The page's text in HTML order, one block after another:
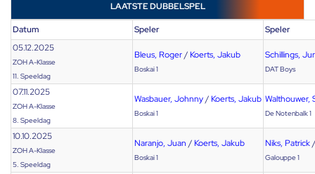
LAATSTE DUBBELSPEL
Datum Speler
Speler
05.12.2025
ZOH A-Klasse
11. Speeldag
Bleus, Roger/ Koerts, Jakub
Boskai 1
Schillings,
DAT Boys
07.11.2025
ZOH A-Klasse
8. Speeldag
Wasbauer, Johnny/ Koerts, Jakub
Boskai 1
Walthouwer,
De Notenbalk 1
10.10.2025
ZOH A-Klasse
5. Speeldag
Naranjo, Juan / Koerts, Jakub
Boskai 1
Niks, Patrick
Galouppe 1